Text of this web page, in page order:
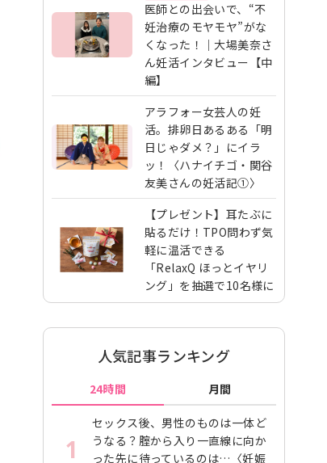
医師との出会いで、“不
妊治療のモヤモヤ”がな
くなった！｜大場美奈さ
ん妊活インタビュー【中
編】
アラフォー女芸人の妊
活。排卵日あるある「明
日じゃダメ？」にイラ
ッ！〈ハナイチゴ・関谷
友美さんの妊活記①〉
【プレゼント】耳たぶに
貼るだけ！TPO問わず気
軽に温活できる
「RelaxQ ほっとイヤリ
ング」を抽選で10名様に
人気記事ランキング
24時間 月間
1
セックス後、男性のものは一体ど
うなる？腟から入り一直線に向か
った先に待っているのは…〈妊娠